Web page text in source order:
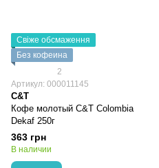
Свіже обсмаження
Без кофеина
2
Артикул: 000011145
C&T
Кофе молотый C&T Colombia
Dekaf 250г
363 грн
В наличии